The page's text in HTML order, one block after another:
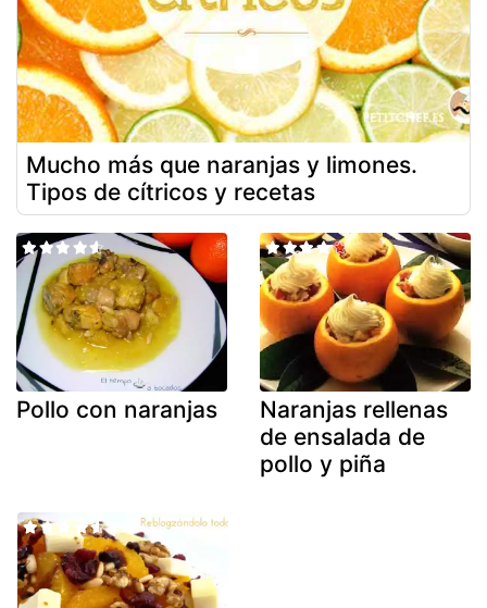
Mucho más que naranjas y limones.
Tipos de cítricos y recetas
Pollo con naranjas
Naranjas rellenas
de ensalada de
pollo y piña